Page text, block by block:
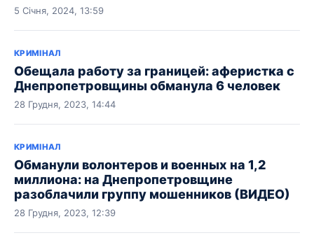
5 Січня, 2024, 13:59
КРИМІНАЛ
Обещала работу за границей: аферистка с
Днепропетровщины обманула 6 человек
28 Грудня, 2023, 14:44
КРИМІНАЛ
Обманули волонтеров и военных на 1,2
миллиона: на Днепропетровщине
разоблачили группу мошенников (ВИДЕО)
28 Грудня, 2023, 12:39